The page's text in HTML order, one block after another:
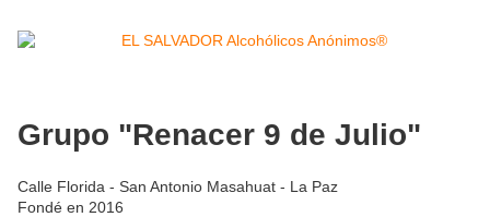
Grupo "Renacer 9 de Julio"
Calle Florida - San Antonio Masahuat - La Paz
Fondé en 2016